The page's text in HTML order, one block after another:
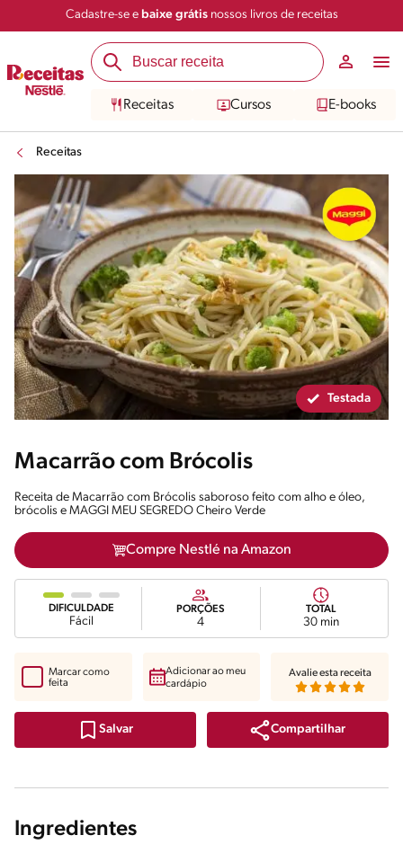
Cadastre-se e baixe grátisnossos livros de receitas
Receitas Cursos E-books
Receitas
Salvar Compartilhar
Testada
Macarrão com Brócolis
Receita de Macarrão com Brócolis saboroso feito com alho e óleo,
brócolis e MAGGI MEU SEGREDO Cheiro Verde
Compre Nestlé na Amazon
DIFICULDADE
Fácil
PORÇÕES
4
TOTAL
30 min
Salvar Compartilhar
Marcar como
feita
Adicionar ao meu
cardápio
Avalie esta receita
Ingredientes